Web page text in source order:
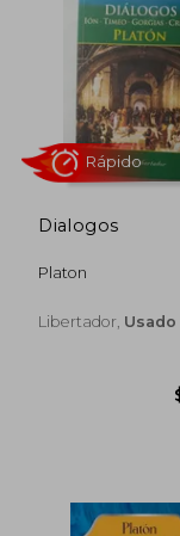
Dialogos
Platon
Libertador, Usado